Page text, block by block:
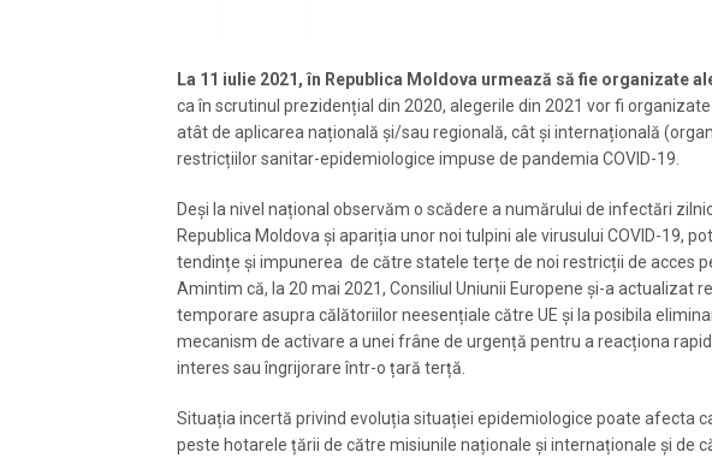
La 11 iulie 2021, în Republica Moldova urmează să fie organizate
ca în scrutinul prezidențial din 2020, alegerile din 2021 vor fi
atât de aplicarea națională și/sau regională, cât și internațională
restricțiilor sanitar-epidemiologice impuse de pandemia COVID-19.
Deși la nivel național observăm o scădere a numărului de infectări
Republica Moldova și apariția unor noi tulpini ale virusului COVID-19,
tendințe și impunerea de către statele terțe de noi restricții de acces
Amintim că, la 20 mai 2021, Consiliul Uniunii Europene și-a actualizat
temporare asupra călătoriilor neesențiale către UE și la posibila
mecanism de activare a unei frâne de urgență pentru a reacționa
interes sau îngrijorare într-o țară terță.
Situația incertă privind evoluția situației epidemiologice poate afecta
peste hotarele țării de către misiunile naționale și internaționale și de